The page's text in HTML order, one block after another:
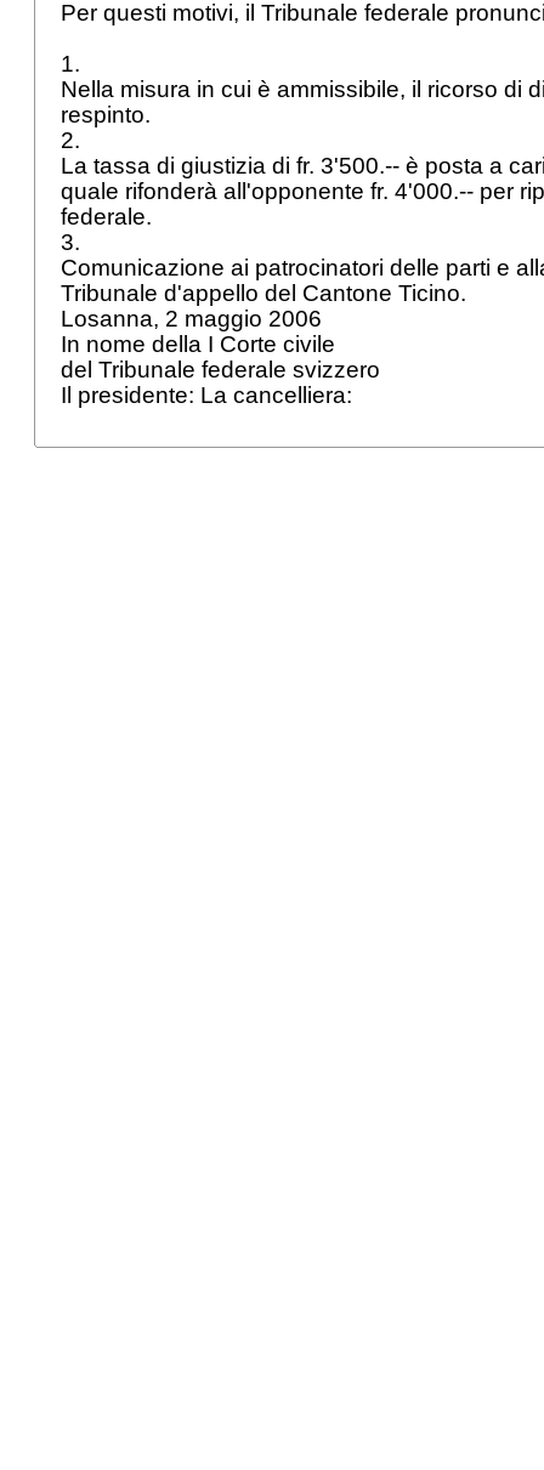
Per questi motivi, il Tribunale federale
1.
Nella misura in cui è ammissibile, il ricorso di
respinto.
2.
La tassa di giustizia di fr. 3'500.-- è posta a
quale rifonderà all'opponente fr. 4'000.-- per
federale.
3.
Comunicazione ai patrocinatori delle parti e
Tribunale d'appello del Cantone Ticino.
Losanna, 2 maggio 2006
In nome della I Corte civile
del Tribunale federale svizzero
Il presidente: La cancelliera: